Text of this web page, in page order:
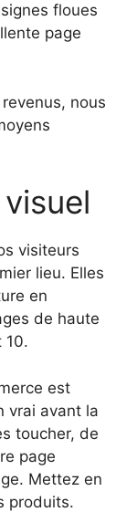
floues
page
nous
visiteurs
lieu. Elles
en
de haute
10.
est
vrai avant la
toucher, de
page
Mettez en
produits.